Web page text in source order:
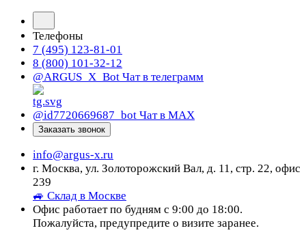
Телефоны
7 (495) 123-81-01
8 (800) 101-32-12
@ARGUS_X_Bot Чат в телеграмм
@id7720669687_bot Чат в МАХ
Заказать звонок
info@argus-x.ru
г. Москва, ул. Золоторожский Вал, д. 11, стр. 22, офис
239
🚙 Склад в Москве
Офис работает по будням с 9:00 до 18:00.
Пожалуйста, предупредите о визите заранее.